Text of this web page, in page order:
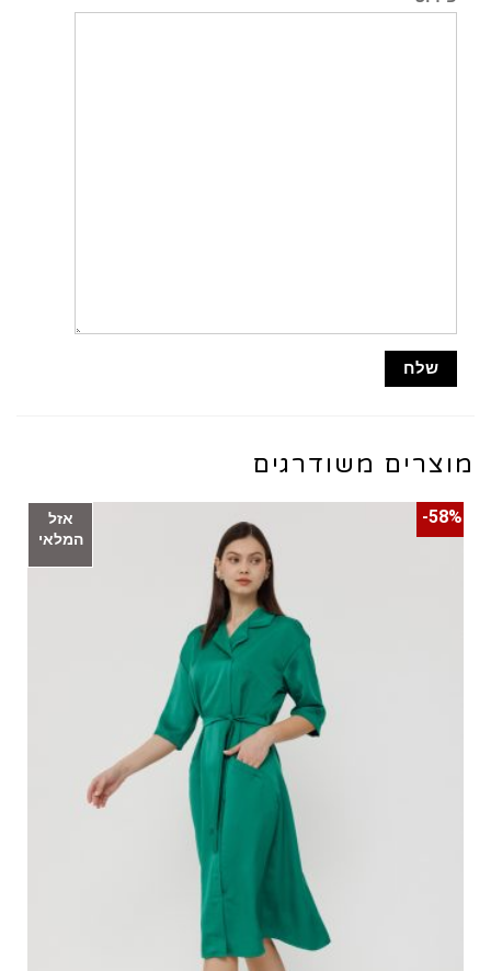
מוצרים משודרגים
אזל
המלאי
58%-